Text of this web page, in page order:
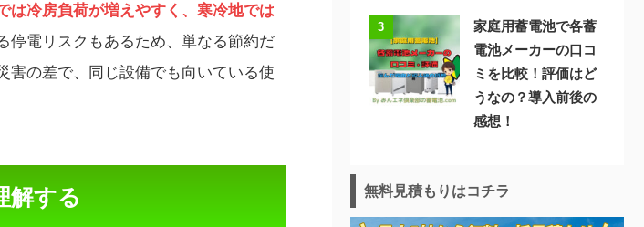
は冷房負荷が増えやすく、寒冷地では
停電リスクもあるため、単なる節約だ
害の差で、同じ設備でも向いている使
解する
3
家庭用蓄電池で各蓄
電池メーカーの口コ
ミを比較！評価はど
うなの？導入前後の
感想！
無料見積もりはコチラ